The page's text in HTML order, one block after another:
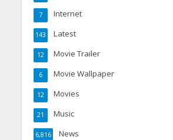
Internet
7
Latest
143
Movie Trailer
12
Movie Wallpaper
6
Movies
12
Music
21
News
6,816